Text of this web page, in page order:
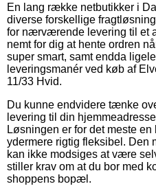
En lang række netbutikker i
diverse forskellige
for nærværende levering til et
nemt for dig at hente ordren
super smart, samt endda
leveringsmanér ved køb af
11/33 Hvid.
Du kunne endvidere tænke
levering til din
Løsningen er for det meste
ydermere rigtig fleksibel. Den
kan ikke modsiges at være
stiller krav om at du bor med
shoppens bopæl.